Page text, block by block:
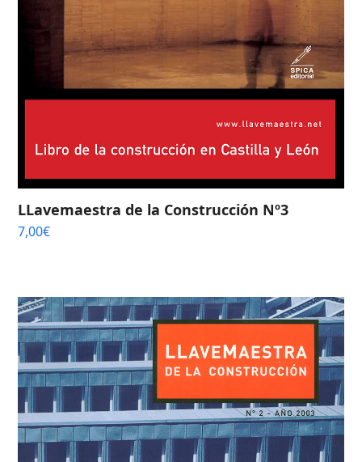
LLavemaestra de la Construcción Nº3
7,00€